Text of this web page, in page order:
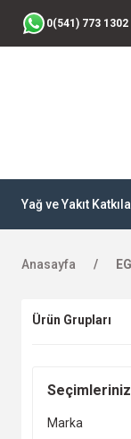
0(541) 773 1302
Yağ ve Yakıt
Anasayfa
Ürün Grupları
Seçimleriniz
Marka